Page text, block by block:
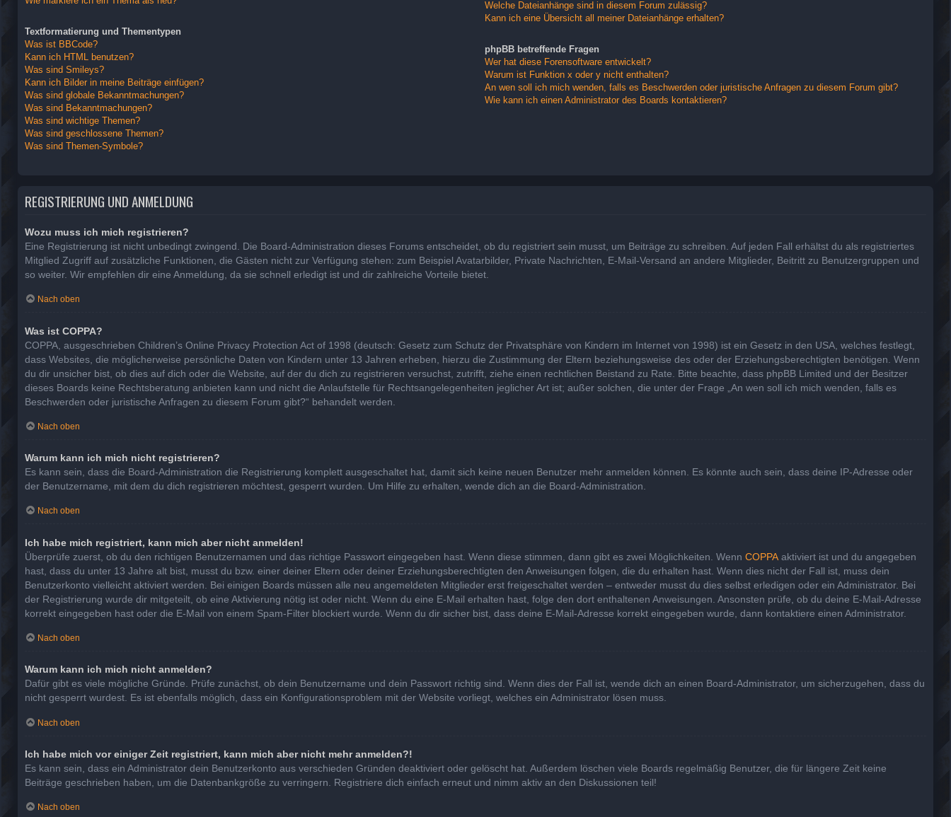
Textformatierung und Thementypen
Was ist BBCode?
Kann ich HTML benutzen?
Was sind Smileys?
Kann ich Bilder in meine Beiträge einfügen?
Was sind globale Bekanntmachungen?
Was sind Bekanntmachungen?
Was sind wichtige Themen?
Was sind geschlossene Themen?
Was sind Themen-Symbole?
Welche Dateianhänge sind in diesem Forum zulässig?
Kann ich eine Übersicht all meiner Dateianhänge erhalten?
phpBB betreffende Fragen
Wer hat diese Forensoftware entwickelt?
Warum ist Funktion x oder y nicht enthalten?
An wen soll ich mich wenden, falls es Beschwerden oder juristische Anfragen zu diesem Forum gibt?
Wie kann ich einen Administrator des Boards kontaktieren?
REGISTRIERUNG UND ANMELDUNG
Wozu muss ich mich registrieren?
Eine Registrierung ist nicht unbedingt zwingend. Die Board-Administration dieses Forums entscheidet, ob du registriert sein musst, um Beiträge zu schreiben. Auf jeden Fall erhältst du als registriertes
Mitglied Zugriff auf zusätzliche Funktionen, die Gästen nicht zur Verfügung stehen: zum Beispiel Avatarbilder, Private Nachrichten, E-Mail-Versand an andere Mitglieder, Beitritt zu Benutzergruppen und
so weiter. Wir empfehlen dir eine Anmeldung, da sie schnell erledigt ist und dir zahlreiche Vorteile bietet.
Nach oben
Was ist COPPA?
COPPA, ausgeschrieben Children’s Online Privacy Protection Act of 1998 (deutsch: Gesetz zum Schutz der Privatsphäre von Kindern im Internet von 1998) ist ein Gesetz in den USA, welches festlegt,
dass Websites, die möglicherweise persönliche Daten von Kindern unter 13 Jahren erheben, hierzu die Zustimmung der Eltern beziehungsweise des oder der Erziehungsberechtigten benötigen. Wenn
du dir unsicher bist, ob dies auf dich oder die Website, auf der du dich zu registrieren versuchst, zutrifft, ziehe einen rechtlichen Beistand zu Rate. Bitte beachte, dass phpBB Limited und der Besitzer
dieses Boards keine Rechtsberatung anbieten kann und nicht die Anlaufstelle für Rechtsangelegenheiten jeglicher Art ist; außer solchen, die unter der Frage „An wen soll ich mich wenden, falls es
Beschwerden oder juristische Anfragen zu diesem Forum gibt?“ behandelt werden.
Nach oben
Warum kann ich mich nicht registrieren?
Es kann sein, dass die Board-Administration die Registrierung komplett ausgeschaltet hat, damit sich keine neuen Benutzer mehr anmelden können. Es könnte auch sein, dass deine IP-Adresse oder
der Benutzername, mit dem du dich registrieren möchtest, gesperrt wurden. Um Hilfe zu erhalten, wende dich an die Board-Administration.
Nach oben
Ich habe mich registriert, kann mich aber nicht anmelden!
Überprüfe zuerst, ob du den richtigen Benutzernamen und das richtige Passwort eingegeben hast. Wenn diese stimmen, dann gibt es zwei Möglichkeiten. Wenn COPPA aktiviert ist und du angegeben
hast, dass du unter 13 Jahre alt bist, musst du bzw. einer deiner Eltern oder deiner Erziehungsberechtigten den Anweisungen folgen, die du erhalten hast. Wenn dies nicht der Fall ist, muss dein
Benutzerkonto vielleicht aktiviert werden. Bei einigen Boards müssen alle neu angemeldeten Mitglieder erst freigeschaltet werden – entweder musst du dies selbst erledigen oder ein Administrator. Bei
der Registrierung wurde dir mitgeteilt, ob eine Aktivierung nötig ist oder nicht. Wenn du eine E-Mail erhalten hast, folge den dort enthaltenen Anweisungen. Ansonsten prüfe, ob du deine E-Mail-Adresse
korrekt eingegeben hast oder die E-Mail von einem Spam-Filter blockiert wurde. Wenn du dir sicher bist, dass deine E-Mail-Adresse korrekt eingegeben wurde, dann kontaktiere einen Administrator.
Nach oben
Warum kann ich mich nicht anmelden?
Dafür gibt es viele mögliche Gründe. Prüfe zunächst, ob dein Benutzername und dein Passwort richtig sind. Wenn dies der Fall ist, wende dich an einen Board-Administrator, um sicherzugehen, dass du
nicht gesperrt wurdest. Es ist ebenfalls möglich, dass ein Konfigurationsproblem mit der Website vorliegt, welches ein Administrator lösen muss.
Nach oben
Ich habe mich vor einiger Zeit registriert, kann mich aber nicht mehr anmelden?!
Es kann sein, dass ein Administrator dein Benutzerkonto aus verschieden Gründen deaktiviert oder gelöscht hat. Außerdem löschen viele Boards regelmäßig Benutzer, die für längere Zeit keine
Beiträge geschrieben haben, um die Datenbankgröße zu verringern. Registriere dich einfach erneut und nimm aktiv an den Diskussionen teil!
Nach oben